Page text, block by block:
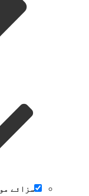
سزائے موت